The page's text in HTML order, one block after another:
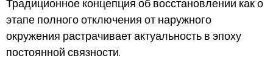
Традиционное концепция об восстановлении как о
этапе полного отключения от наружного
окружения растрачивает актуальность в эпоху
постоянной связности.